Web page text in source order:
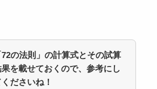
72の法則」の計算式とその試算
を載せておくので、参考にし
ださいね！